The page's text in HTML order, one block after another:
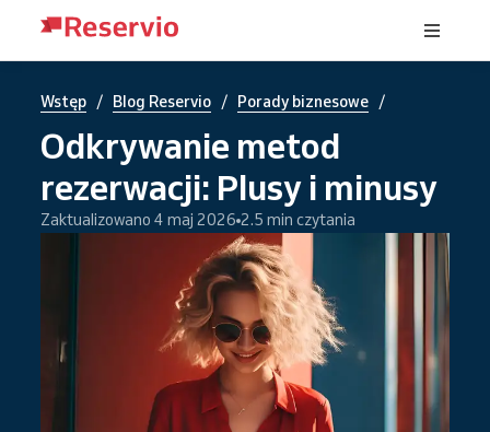
Wstęp / Blog Reservio / Porady biznesowe /
Odkrywanie metod
rezerwacji: Plusy i minusy
Zaktualizowano 4 maj 2026 2.5 min czytania